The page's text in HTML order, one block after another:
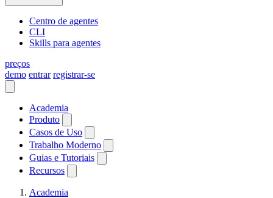
Centro de agentes
CLI
Skills para agentes
preços
demo entrar registrar-se
Academia
Produto
Casos de Uso
Trabalho Moderno
Guias e Tutoriais
Recursos
Academia